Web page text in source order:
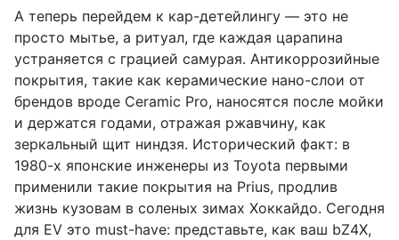
А теперь перейдем к кар-детейлингу — это не
просто мытье, а ритуал, где каждая царапина
устраняется с грацией самурая. Антикоррозийные
покрытия, такие как керамические нано-слои от
брендов вроде Ceramic Pro, наносятся после мойки
и держатся годами, отражая ржавчину, как
зеркальный щит ниндзя. Исторический факт: в
1980-х японские инженеры из Toyota первыми
применили такие покрытия на Prius, продлив
жизнь кузовам в соленых зимах Хоккайдо. Сегодня
для EV это must-have: представьте, как ваш bZ4X,